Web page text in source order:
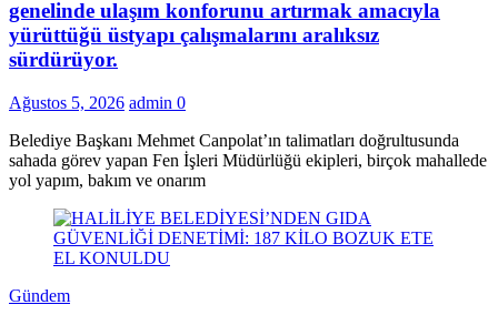
genelinde ulaşım konforunu artırmak amacıyla
yürüttüğü üstyapı çalışmalarını aralıksız
sürdürüyor.
Ağustos 5, 2026 admin 0
Belediye Başkanı Mehmet Canpolat’ın talimatları doğrultusunda
sahada görev yapan Fen İşleri Müdürlüğü ekipleri, birçok mahallede
yol yapım, bakım ve onarım
Gündem